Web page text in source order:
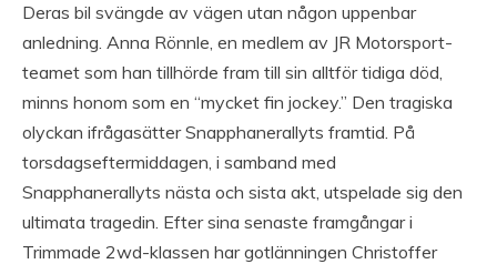
Deras bil svängde av vägen utan någon uppenbar
anledning. Anna Rönnle, en medlem av JR Motorsport-
teamet som han tillhörde fram till sin alltför tidiga död,
minns honom som en “mycket fin jockey.” Den tragiska
olyckan ifrågasätter Snapphanerallyts framtid. På
torsdagseftermiddagen, i samband med
Snapphanerallyts nästa och sista akt, utspelade sig den
ultimata tragedin. Efter sina senaste framgångar i
Trimmade 2wd-klassen har gotlänningen Christoffer